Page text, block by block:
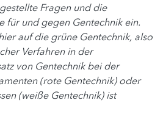
Fragen und die
für und gegen Gentechnik ein.
auf die grüne Gentechnik, also
Verfahren in der
von Gentechnik bei der
(rote Gentechnik) oder
(weiße Gentechnik) ist